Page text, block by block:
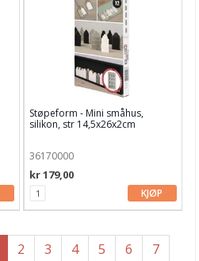
Støpeform - Mini småhus,
silikon, str 14,5x26x2cm
36170000
kr 179,00
KJØP
2 3 4 5 6
7